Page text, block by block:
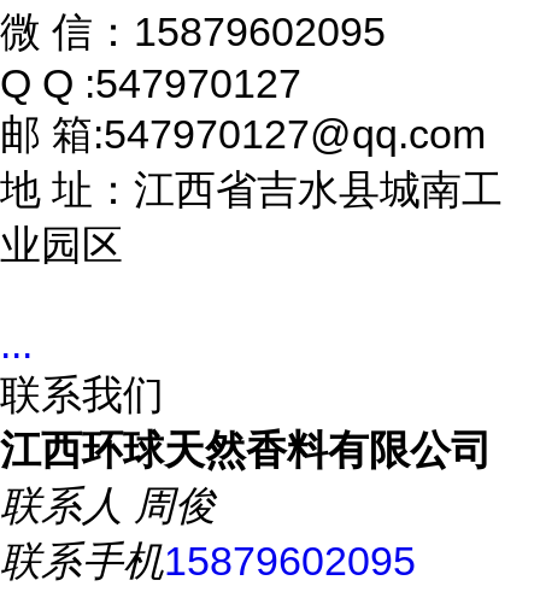
微 信：15879602095
Q Q :547970127
邮 箱:547970127@qq.com
地 址：江西省吉水县城南工
业园区
...
联系我们
江西环球天然香料有限公司
联系人 周俊
联系手机15879602095